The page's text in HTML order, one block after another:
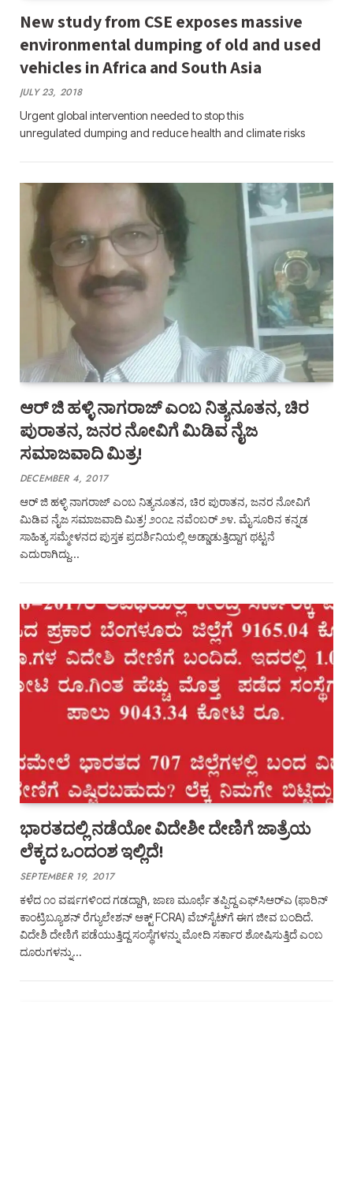
New study from CSE exposes massive
environmental dumping of old and used
vehicles in Africa and South Asia
JULY 23, 2018
Urgent global intervention needed to stop this
unregulated dumping and reduce health and climate risks
ಆರ್‌ ಜಿ ಹಳ್ಳಿ ನಾಗರಾಜ್‌ ಎಂಬ ನಿತ್ಯನೂತನ, ಚಿರ
ಪುರಾತನ, ಜನರ ನೋವಿಗೆ ಮಿಡಿವ ನೈಜ
ಸಮಾಜವಾದಿ ಮಿತ್ರ!
DECEMBER 4, 2017
ಆರ್‌ ಜಿ ಹಳ್ಳಿ ನಾಗರಾಜ್‌ ಎಂಬ ನಿತ್ಯನೂತನ, ಚಿರ ಪುರಾತನ, ಜನರ ನೋವಿಗೆ
ಮಿಡಿವ ನೈಜ ಸಮಾಜವಾದಿ ಮಿತ್ರ! ೨೦೧೭ ನವೆಂಬರ್‌ ೨೪. ಮೈಸೂರಿನ ಕನ್ನಡ
ಸಾಹಿತ್ಯ ಸಮ್ಮೇಳನದ ಪುಸ್ತಕ ಪ್ರದರ್ಶಿನಿಯಲ್ಲಿ ಅಡ್ಡಾಡುತ್ತಿದ್ದಾಗ ಥಟ್ಟನೆ
ಎದುರಾಗಿದ್ದು…
ಭಾರತದಲ್ಲಿ ನಡೆಯೋ ವಿದೇಶೀ ದೇಣಿಗೆ ಜಾತ್ರೆಯ
ಲೆಕ್ಕದ ಒಂದಂಶ ಇಲ್ಲಿದೆ!
SEPTEMBER 19, 2017
ಕಳೆದ ೧೦ ವರ್ಷಗಳಿಂದ ಗಡದ್ದಾಗಿ, ಜಾಣ ಮೂರ್ಛೆ ತಪ್ಪಿದ್ದ ಎಫ್‌ಸಿಆರ್‌ಎ (ಫಾರಿನ್
ಕಾಂಟ್ರಿಬ್ಯೂಶನ್ ರೆಗ್ಯುಲೇಶನ್ ಆಕ್ಟ್ FCRA) ವೆಬ್‌ಸೈಟ್‌ಗೆ ಈಗ ಜೀವ ಬಂದಿದೆ.
ವಿದೇಶಿ ದೇಣಿಗೆ ಪಡೆಯುತ್ತಿದ್ದ ಸಂಸ್ಥೆಗಳನ್ನು ಮೋದಿ ಸರ್ಕಾರ ಶೋಷಿಸುತ್ತಿದೆ ಎಂಬ
ದೂರುಗಳನ್ನು…